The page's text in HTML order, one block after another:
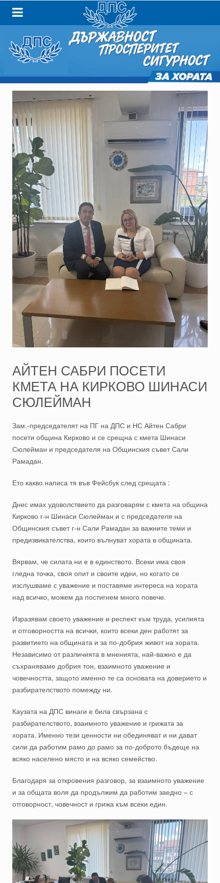
АЙТЕН САБРИ ПОСЕТИ
КМЕТА НА КИРКОВО ШИНАСИ
СЮЛЕЙМАН
Зам.-председателят на ПГ на ДПС и НС Айтен Сабри
посети община Кирково и се срещна с кмета Шинаси
Сюлейман и председателя на Общинския съвет Сали
Рамадан.
Ето какво написа тя във Фейсбук след срещата :
Днес имах удоволствието да разговарям с кмета на община
Кирково г-н Шинаси Сюлейман и с председателя на
Общинския съвет г-н Сали Рамадан за важните теми и
предизвикателства, които вълнуват хората в общината.
Вярвам, че силата ни е в единството. Всеки има своя
гледна точка, своя опит и своите идеи, но когато се
изслушваме с уважение и поставяме интереса на хората
над всичко, можем да постигнем много повече.
Изразявам своето уважение и респект към труда, усилията
и отговорността на всички, които всеки ден работят за
развитието на общината и за по-добрия живот на хората.
Независимо от различията в мненията, най-важно е да
съхраняваме добрия тон, взаимното уважение и
човечността, защото именно те са основата на доверието и
разбирателството помежду ни.
Каузата на ДПС винаги е била свързана с
разбирателството, взаимното уважение и грижата за
хората. Именно тези ценности ни обединяват и ни дават
сили да работим рамо до рамо за по-доброто бъдеще на
всяко населено място и на всяко семейство.
Благодаря за откровения разговор, за взаимното уважение
и за общата воля да продължим да работим заедно – с
отговорност, човечност и грижа към всеки един.